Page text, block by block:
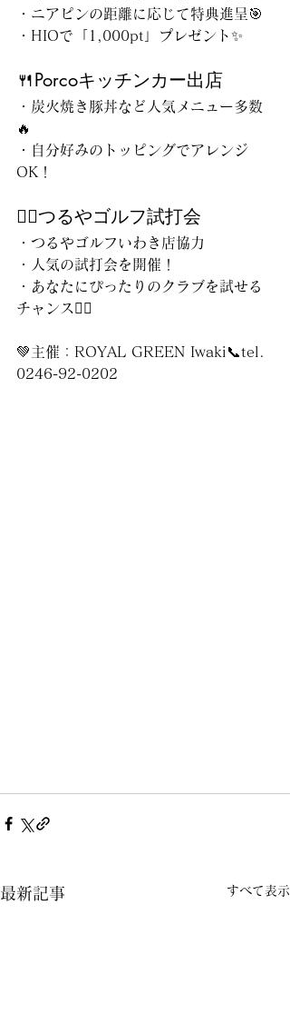
・ニアピンの距離に応じて特典進呈🎯
・HIOで「1,000pt」プレゼント✨
🍴Porcoキッチンカー出店
・炭火焼き豚丼など人気メニュー多数
🔥
・自分好みのトッピングでアレンジ
OK！
🏌️‍♀️つるやゴルフ試打会
・つるやゴルフいわき店協力
・人気の試打会を開催！
・あなたにぴったりのクラブを試せる
チャンス🏌️‍♂️
💚主催：ROYAL GREEN Iwaki📞tel.
0246-92-0202
最新記事 すべて表示